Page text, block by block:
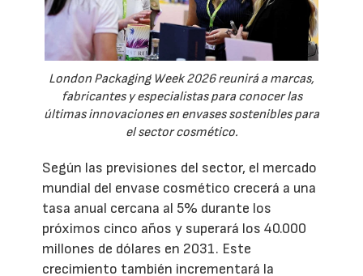
London Packaging Week 2026 reunirá a marcas,
fabricantes y especialistas para conocer las
últimas innovaciones en envases sostenibles para
el sector cosmético.
Según las previsiones del sector, el mercado
mundial del envase cosmético crecerá a una
tasa anual cercana al 5% durante los
próximos cinco años y superará los 40.000
millones de dólares en 2031. Este
crecimiento también incrementará la